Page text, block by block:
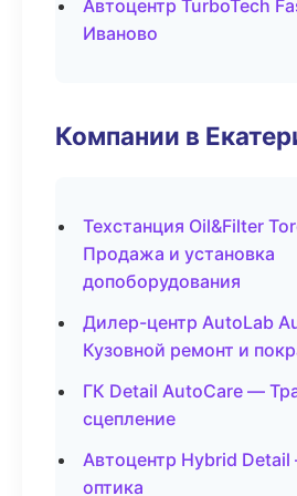
Автоцентр TurboTech
Иваново
Компании в
Техстанция Oil&Filter
Продажа и установка
допоборудования
Дилер-центр AutoLab
Кузовной ремонт и
ГК Detail AutoCare —
сцепление
Автоцентр Hybrid
оптика